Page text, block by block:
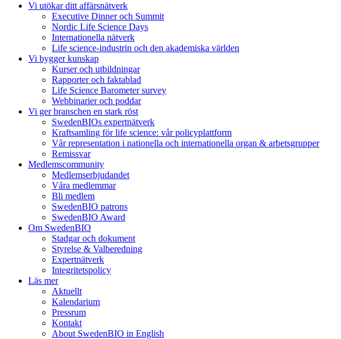
Vi utökar ditt affärsnätverk
Executive Dinner och Summit
Nordic Life Science Days
Internationella nätverk
Life science-industrin och den akademiska världen
Vi bygger kunskap
Kurser och utbildningar
Rapporter och faktablad
Life Science Barometer survey
Webbinarier och poddar
Vi ger branschen en stark röst
SwedenBIOs expertnätverk
Kraftsamling för life science: vår policyplattform
Vår representation i nationella och internationella organ & arbetsgrupper
Remissvar
Medlemscommunity
Medlemserbjudandet
Våra medlemmar
Bli medlem
SwedenBIO patrons
SwedenBIO Award
Om SwedenBIO
Stadgar och dokument
Styrelse & Valberedning
Expertnätverk
Integritetspolicy
Läs mer
Aktuellt
Kalendarium
Pressrum
Kontakt
About SwedenBIO in English